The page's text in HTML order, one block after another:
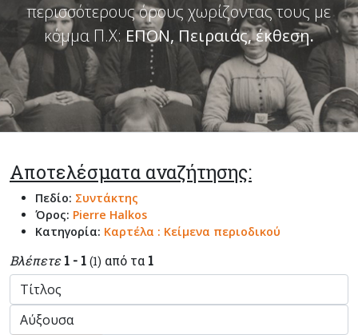
περισσότερους όρους χωρίζοντας τους με
κόμμα Π.Χ: ΕΠΟΝ, Πειραιάς, έκθεση.
Αποτελέσματα αναζήτησης:
Πεδίο: Συντάκτης
Όρος: Pierre Halkos
Κατηγορία: Καρτέλα : Κείμενα περιοδικού
Βλέπετε 1 - 1 (1) από τα 1